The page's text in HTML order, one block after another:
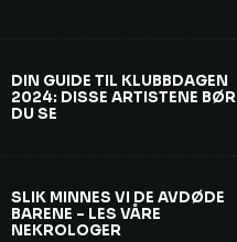
DIN GUIDE TIL KLUBBDAGEN
2024: DISSE ARTISTENE BØR
DU SE
SLIK MINNES VI DE AVDØDE
BARENE – LES VÅRE
NEKROLOGER